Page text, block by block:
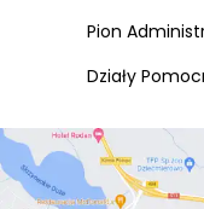
Pion
Działy